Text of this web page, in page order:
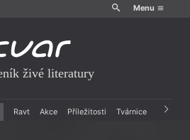
Menu
živé literatury
Ravt Akce Příležitosti Tvárnice Archiv